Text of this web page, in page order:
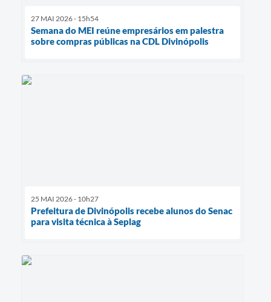
27 MAI 2026 - 15h54
Semana do MEI reúne empresários em palestra
sobre compras públicas na CDL Divinópolis
25 MAI 2026 - 10h27
Prefeitura de Divinópolis recebe alunos do Senac
para visita técnica à Seplag